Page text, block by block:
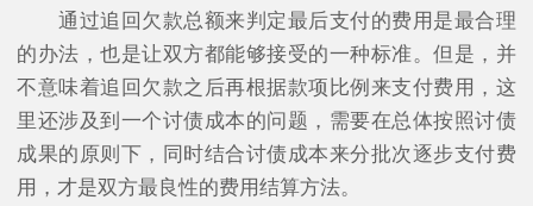
通过追回欠款总额来判定最后支付的费用是最合理
的办法，也是让双方都能够接受的一种标准。但是，并
不意味着追回欠款之后再根据款项比例来支付费用，这
里还涉及到一个讨债成本的问题，需要在总体按照讨债
成果的原则下，同时结合讨债成本来分批次逐步支付费
用，才是双方最良性的费用结算方法。